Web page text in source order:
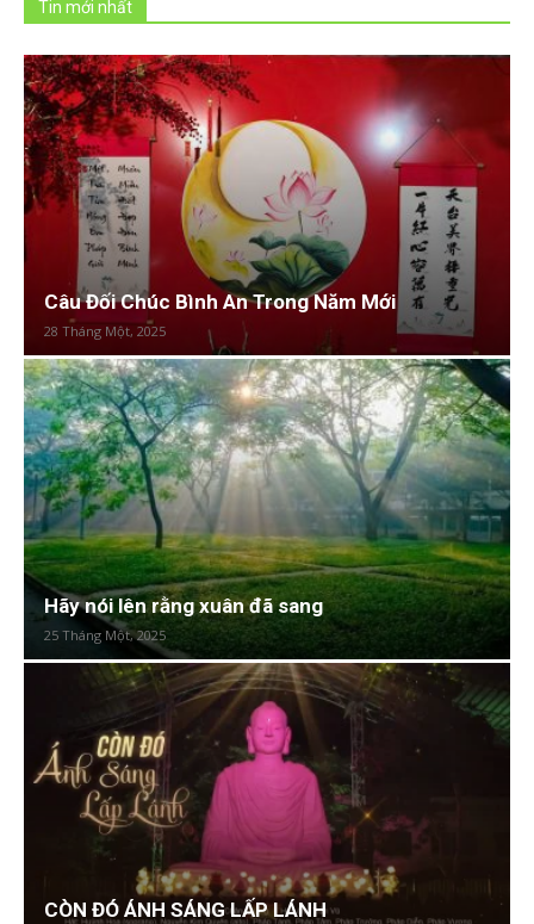
Tin mới nhất
Câu Đối Chúc Bình An Trong Năm Mới
28 Tháng Một, 2025
Hãy nói lên rằng xuân đã sang
25 Tháng Một, 2025
CÒN ĐÓ ÁNH SÁNG LẤP LÁNH